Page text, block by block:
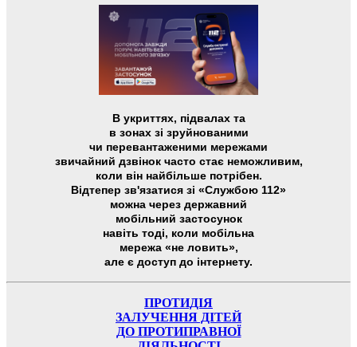
В укриттях, підвалах та
в зонах зі зруйнованими
чи перевантаженими мережами
звичайний дзвінок часто стає неможливим,
коли він найбільше потрібен.
Відтепер зв'язатися зі «Службою 112»
можна через державний
мобільний застосунок
навіть тоді, коли мобільна
мережа «не ловить»,
але є доступ до інтернету.
ПРОТИДІЯ
ЗАЛУЧЕННЯ ДІТЕЙ
ДО ПРОТИПРАВНОЇ